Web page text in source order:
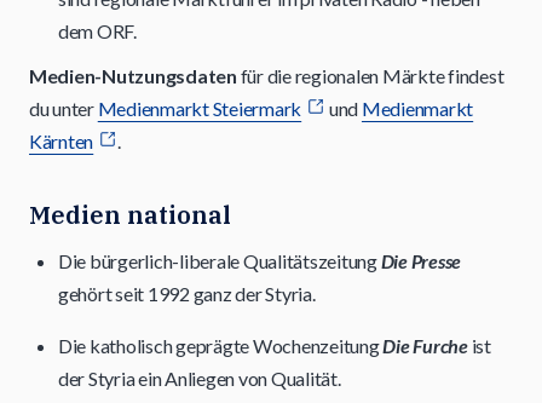
dem ORF.
Medien-Nutzungsdaten für die regionalen Märkte findest
du unter Medienmarkt Steiermark und Medienmarkt
Kärnten
.
Medien national
Die bürgerlich-liberale QualitätszeitungDie Presse
gehört seit 1992 ganz der Styria.
Die katholisch geprägte WochenzeitungDie Furcheist
der Styria ein Anliegen von Qualität.